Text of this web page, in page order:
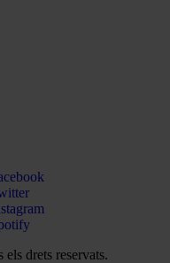
drets reservats.